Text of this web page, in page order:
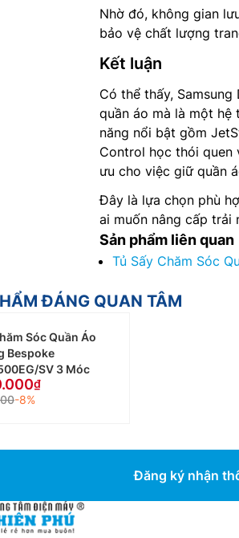
Nhờ đó, không gian
bảo vệ chất lượng
Kết luận
Có thể thấy,
quần áo mà là một hệ
năng nổi bật gồm
Control học thói quen
ưu cho việc giữ quần
Đây là lựa chọn phù
ai muốn nâng cấp trải
Sản phẩm liên quan
Tủ Sấy Chăm Sóc
ĐÁNG QUAN TÂM
Sóc Quần Áo
Bespoke
SV 3 Móc
-8%
Đăng ký nhận